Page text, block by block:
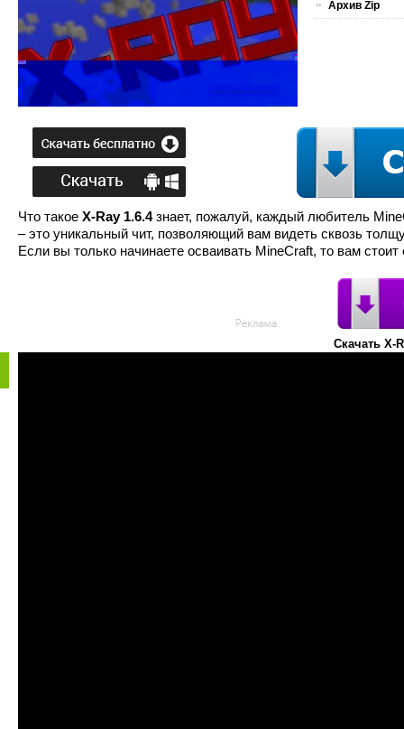
Архив Zip
Что такое X-Ray 1.6.4знает, пожалуй, каждый любитель
– это уникальный чит, позволяющий вам видеть сквозь
Если вы только начинаете осваивать MineCraft, то вам стоит
Скачать X-